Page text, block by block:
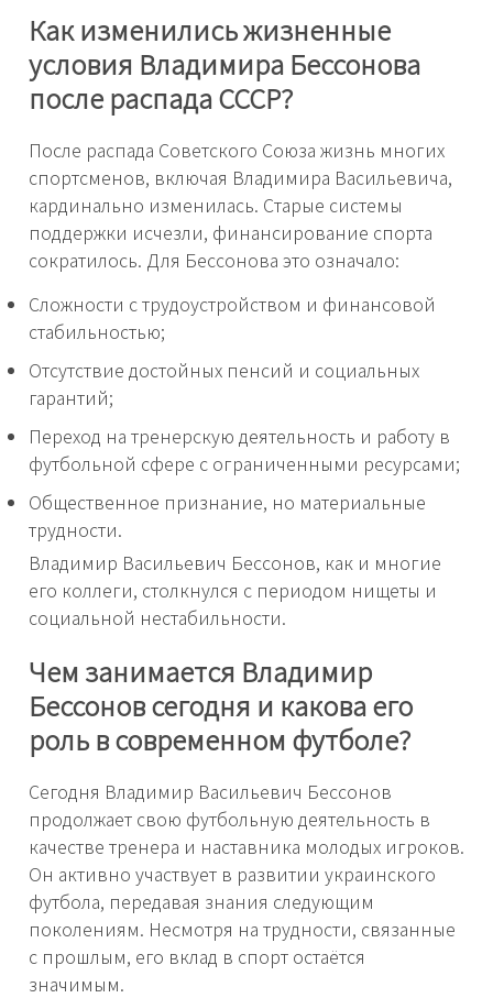
Как изменились жизненные
условия Владимира Бессонова
после распада СССР?
После распада Советского Союза жизнь многих
спортсменов, включая Владимира Васильевича,
кардинально изменилась. Старые системы
поддержки исчезли, финансирование спорта
сократилось. Для Бессонова это означало:
Сложности с трудоустройством и финансовой
стабильностью;
Отсутствие достойных пенсий и социальных
гарантий;
Переход на тренерскую деятельность и работу в
футбольной сфере с ограниченными ресурсами;
Общественное признание, но материальные
трудности.
Владимир Васильевич Бессонов, как и многие
его коллеги, столкнулся с периодом нищеты и
социальной нестабильности.
Чем занимается Владимир
Бессонов сегодня и какова его
роль в современном футболе?
Сегодня Владимир Васильевич Бессонов
продолжает свою футбольную деятельность в
качестве тренера и наставника молодых игроков.
Он активно участвует в развитии украинского
футбола, передавая знания следующим
поколениям. Несмотря на трудности, связанные
с прошлым, его вклад в спорт остаётся
значимым.